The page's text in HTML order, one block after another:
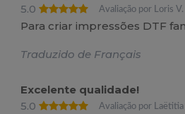
5.0
Avaliação por Loris V.
Para criar impressões DTF
Traduzido de Français
Excelente qualidade!
5.0
Avaliação por Laëtitia